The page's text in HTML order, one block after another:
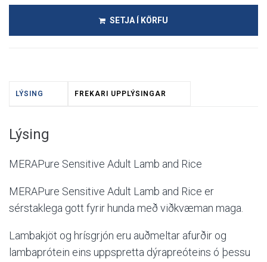
SETJA Í KÖRFU
LÝSING FREKARI UPPLÝSINGAR
Lýsing
MERAPure Sensitive Adult Lamb and Rice
MERAPure Sensitive Adult Lamb and Rice er
sérstaklega gott fyrir hunda með viðkvæman maga.
Lambakjöt og hrísgrjón eru auðmeltar afurðir og
lambaprótein eins uppspretta dýrapreóteins ó þessu